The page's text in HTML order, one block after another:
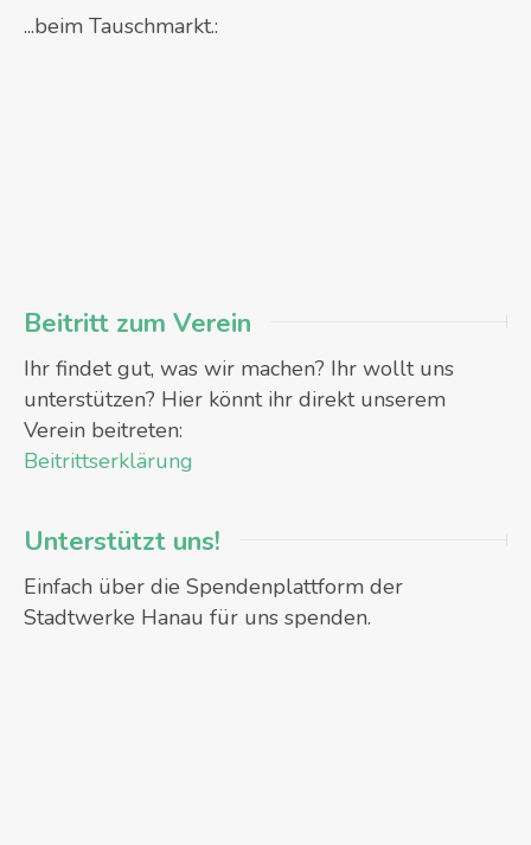
...beim Tauschmarkt.:
Beitritt zum Verein
Ihr findet gut, was wir machen? Ihr wollt uns
unterstützen? Hier könnt ihr direkt unserem
Verein beitreten:
Beitrittserklärung
Unterstützt uns!
Einfach über die Spendenplattform der
Stadtwerke Hanau für uns spenden.